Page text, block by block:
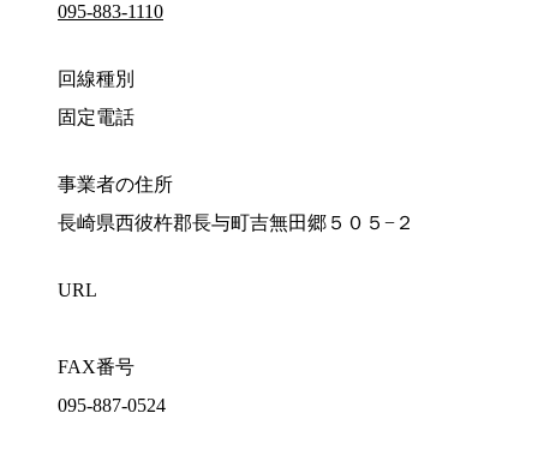
095-883-1110
回線種別
固定電話
事業者の住所
長崎県西彼杵郡長与町吉無田郷５０５−２
URL
FAX番号
095-887-0524